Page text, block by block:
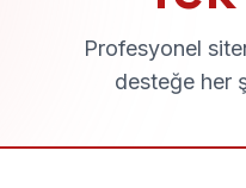
Profesyonel
desteğe her